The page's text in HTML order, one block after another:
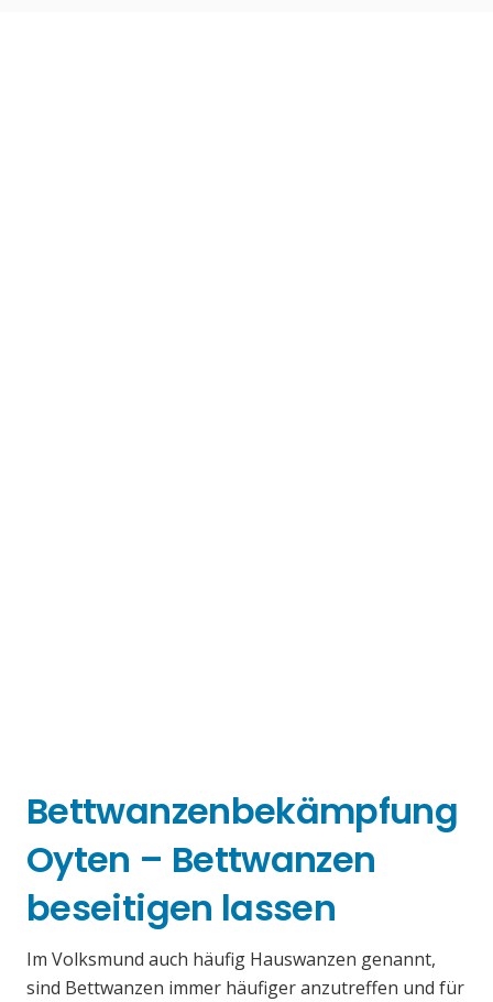
Bettwanzenbekämpfung
Oyten – Bettwanzen
beseitigen lassen
Im Volksmund auch häufig Hauswanzen genannt,
sind Bettwanzen immer häufiger anzutreffen und für